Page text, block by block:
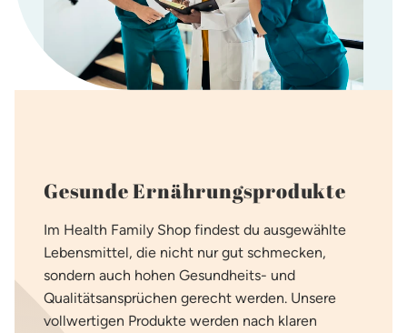
Gesunde Ernährungsprodukte
Im Health Family Shop findest du ausgewählte
Lebensmittel, die nicht nur gut schmecken,
sondern auch hohen Gesundheits- und
Qualitätsansprüchen gerecht werden. Unsere
vollwertigen Produkte werden nach klaren